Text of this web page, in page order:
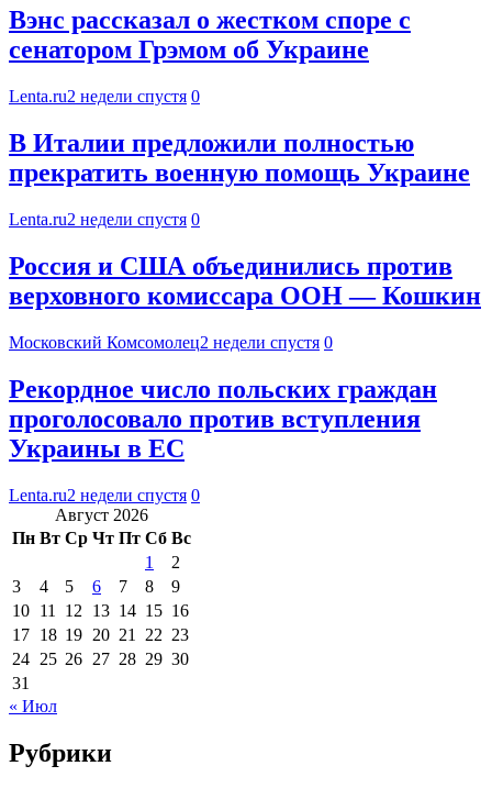
Вэнс рассказал о жестком споре с
сенатором Грэмом об Украине
Lenta.ru2 недели спустя 0
В Италии предложили полностью
прекратить военную помощь Украине
Lenta.ru2 недели спустя 0
Россия и США объединились против
верховного комиссара ООН — Кошкин
Московский Комсомолец2 недели спустя 0
Рекордное число польских граждан
проголосовало против вступления
Украины в ЕС
Lenta.ru2 недели спустя 0
Август 2026
Пн Вт Ср Чт Пт Сб Вс
1
2
3
4 5 6 7 8
9
10 11 12 13 14 15 16
17 18 19 20 21 22 23
24 25 26 27 28 29 30
31
« Июл
Рубрики